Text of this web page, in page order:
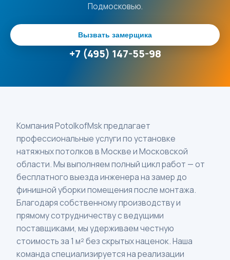
Подмосковью.
Вызвать замерщика
+7 (495) 147-55-98
Компания PotolkofMsk предлагает
профессиональные услуги по установке
натяжных потолков в Москве и Московской
области. Мы выполняем полный цикл работ — от
бесплатного выезда инженера на замер до
финишной уборки помещения после монтажа.
Благодаря собственному производству и
прямому сотрудничеству с ведущими
поставщиками, мы удерживаем честную
стоимость за 1 м² без скрытых наценок. Наша
команда специализируется на реализации